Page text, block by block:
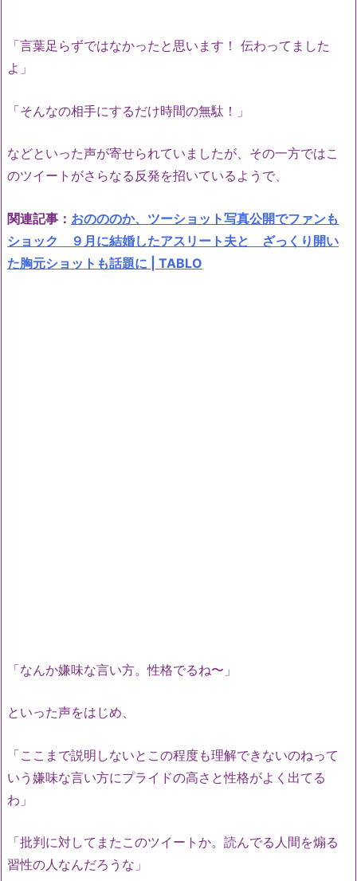
「言葉足らずではなかったと思います！ 伝わってました
よ」
「そんなの相手にするだけ時間の無駄！」
などといった声が寄せられていましたが、その一方ではこ
のツイートがさらなる反発を招いているようで、
関連記事： おのののか、ツーショット写真公開でファンも
ショック ９月に結婚したアスリート夫と ざっくり開い
た胸元ショットも話題に | TABLO
「なんか嫌味な言い方。性格でるね〜」
といった声をはじめ、
「ここまで説明しないとこの程度も理解できないのねって
いう嫌味な言い方にプライドの高さと性格がよく出てる
わ」
「批判に対してまたこのツイートか。読んでる人間を煽る
習性の人なんだろうな」